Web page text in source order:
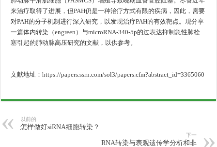
来治疗取得了进展，但PAH仍是一种治疗方式有限的疾病，因此，需要
对PAH的分子机制进行深入研究，以发现治疗PAH的有效靶点。现分享
一篇体内转染（engreen）与microRNA-340-5p的过表达抑制急性肺栓
塞引起的肺动脉高压研究的文献，以供参考。
文献地址：https://papers.ssrn.com/sol3/papers.cfm?abstract_id=3365060
以前的
怎样做好siRNA细胞转染？
下一
RNA转染与表观遗传学分析和非